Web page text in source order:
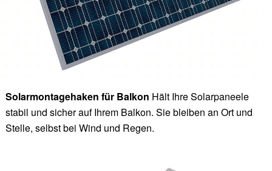
Solarmontagehaken für Balkon Hält Ihre Solarpaneele
stabil und sicher auf Ihrem Balkon. Sie bleiben an Ort und
Stelle, selbst bei Wind und Regen.